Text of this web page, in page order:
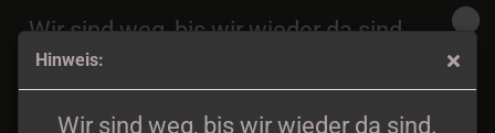
Hinweis:
Wir sind weg, bis wir wieder da sind.
Wir sind weg, bis wir wieder da sind.
Bestellungen werden ab dem
August 2026
versendet.